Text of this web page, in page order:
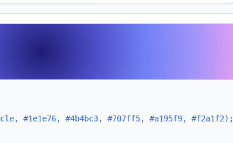
#1e1e76, #4b4bc3, #707ff5, #a195f9, #f2a1f2);